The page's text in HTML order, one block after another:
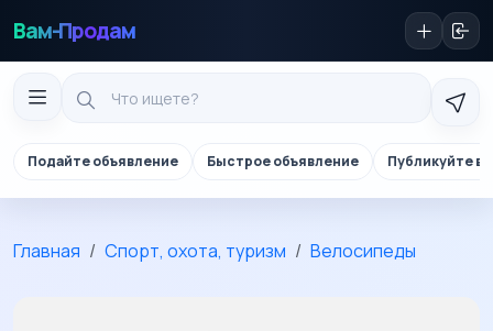
Вам-Продам
Подайте объявление Быстрое объявление Публикуйте в
Главная Спорт, охота, туризм Велосипеды